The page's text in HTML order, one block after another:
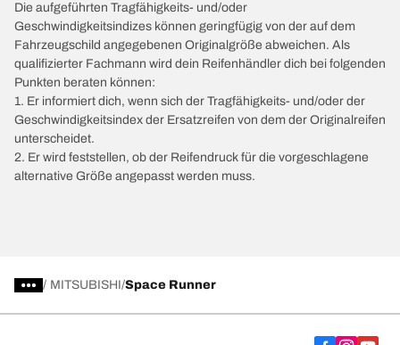
Die aufgeführten Tragfähigkeits- und/oder
Geschwindigkeitsindizes können geringfügig von der auf dem
Fahrzeugschild angegebenen Originalgröße abweichen. Als
qualifizierter Fachmann wird dein Reifenhändler dich bei folgenden
Punkten beraten können:
1. Er informiert dich, wenn sich der Tragfähigkeits- und/oder der
Geschwindigkeitsindex der Ersatzreifen von dem der Originalreifen
unterscheidet.
2. Er wird feststellen, ob der Reifendruck für die vorgeschlagene
alternative Größe angepasst werden muss.
/ MITSUBISHI Space Runner